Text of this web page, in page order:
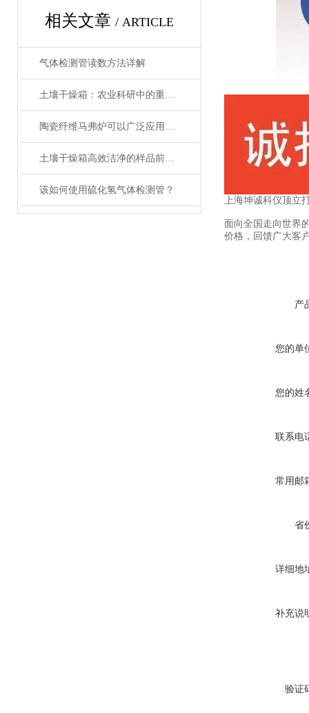
相关文章 / ARTICLE
气体检测管读数方法详解
土壤干燥箱：农业科研中的重要工具
陶瓷纤维马弗炉可以广泛应用于高温工艺
土壤干燥箱高效洁净的样品前处理设备
该如何使用硫化氢气体检测管？
上海坤诚科仪顶立
面向全国走向世界
价格，回馈广大客
产
您的单
您的姓
联系电
常用邮
省
详细地
补充说
验证